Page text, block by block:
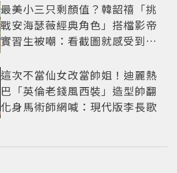
最美小三只剩顏值？韓韶禧「挑
戰安海瑟薇經典角色」搭檔影帝
實習生被嘲：看截圖就感受到演
這次不當仙女改當帥姐！迪麗熱
巴「英倫老錢風西裝」造型帥翻
化身馬術師網喊：現代版李長歌